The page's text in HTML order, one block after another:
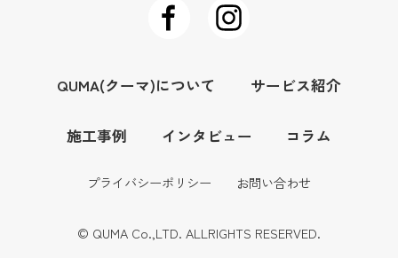
QUMA(クーマ)について サービス紹介
施工事例 インタビュー コラム
プライバシーポリシー お問い合わせ
© QUMA Co.,LTD. ALLRIGHTS RESERVED.